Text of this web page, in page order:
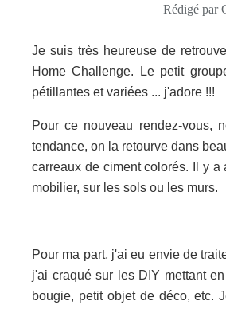
Rédigé par
Je suis très heureuse de
Home Challenge. Le petit
pétillantes et variées ... j'adore !!!
Pour ce nouveau rendez-vous,
tendance, on la retourve dans
carreaux de ciment colorés. Il y
mobilier, sur les sols ou les murs.
Pour ma part, j'ai eu envie de
j'ai craqué sur les DIY mettant
bougie, petit objet de déco, etc.